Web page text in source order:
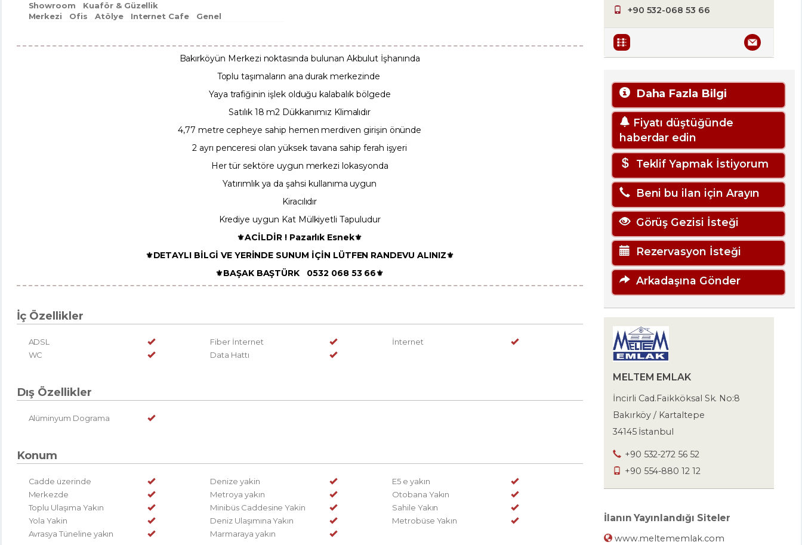
Showroom
Kuaför & Güzellik
Merkezi
Ofis Atölye Internet Cafe Genel
Bakırköyün Merkezi noktasında bulunan Akbulut İşhanında
Toplu taşımaların ana durak merkezinde
Yaya trafiğinin işlek olduğu kalabalık bölgede
Satılık 18 m2 Dükkanımız Klimalıdır
4,77 metre cepheye sahip hemen merdiven girişin önünde
2 ayrı penceresi olan yüksek tavana sahip ferah işyeri
Her tür sektöre uygun merkezi lokasyonda
Yatırımlık ya da şahsi kullanıma uygun
Kiracılıdır
Krediye uygun Kat Mülkiyetli Tapuludur
⚜️ACİLDİR ! Pazarlık Esnek⚜️
⚜️DETAYLI BİLGİ VE YERİNDE SUNUM İÇİN LÜTFEN RANDEVU ALINIZ⚜️
⚜️BAŞAK BAŞTÜRK 0532 068 53 66⚜️
İç Özellikler
ADSL Fiber İnternet
İnternet
WC
Data Hattı
Dış Özellikler
Alüminyum Dograma
Konum
Cadde üzerinde Denize yakin
E5 e yakın
Merkezde
Metroya yakın
Otobana Yakın
Toplu Ulaşıma Yakın
Minibüs Caddesine Yakin
Sahile Yakın
Yola Yakin
Deniz Ulaşımına Yakın
Metrobüse Yakın
Avrasya Tüneline yakın
Marmaraya yakın
+90 532-068 53 66
Daha Fazla Bilgi
Fiyatı düştüğünde
haberdar edin
Teklif Yapmak İstiyorum
Beni bu ilan için Arayın
Görüş Gezisi İsteği
Rezervasyon İsteği
Arkadaşına Gönder
MELTEM EMLAK
İncirli Cad.Faikköksal Sk. No:8
Bakırköy / Kartaltepe
34145 İstanbul
+90 532-272 56 52
+90 554-880 12 12
İlanın Yayınlandığı Siteler
www.meltememlak.com